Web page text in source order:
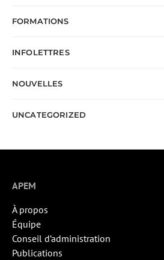
FORMATIONS
INFOLETTRES
NOUVELLES
UNCATEGORIZED
APEM
À propos
Équipe
Conseil d’administration
Publications